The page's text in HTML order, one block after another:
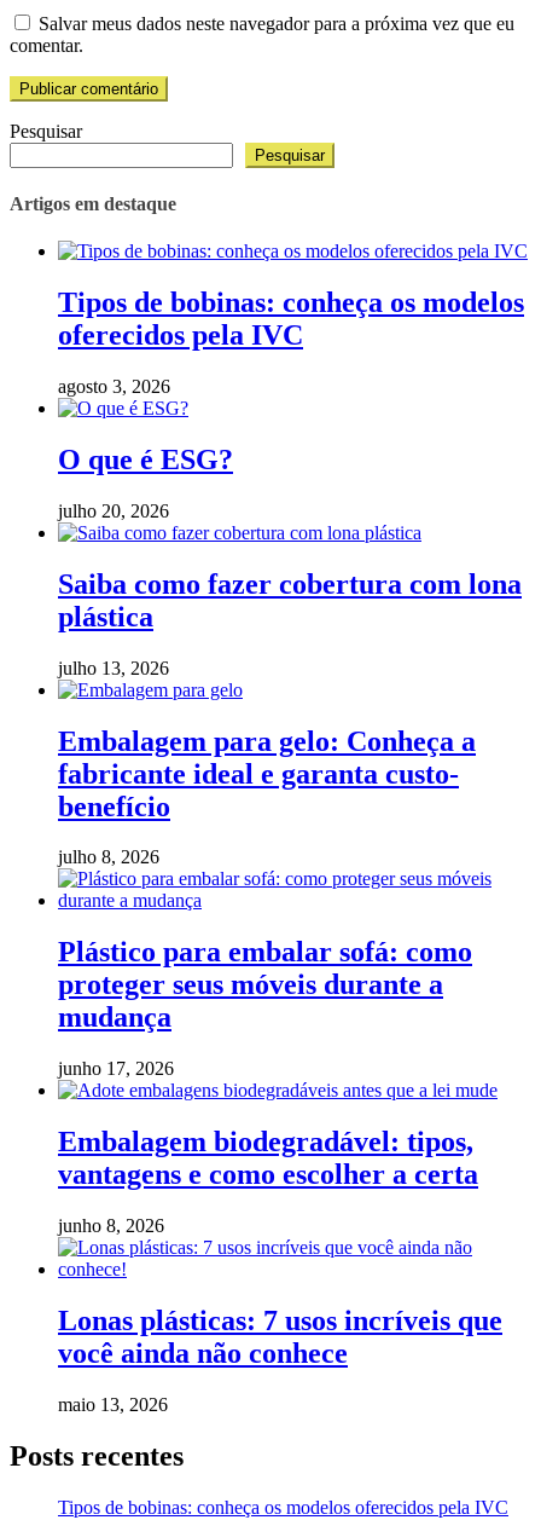
Salvar meus dados neste navegador para a próxima vez que eu
comentar.
Pesquisar
Pesquisar
Artigos em destaque
Tipos de bobinas: conheça os modelos
oferecidos pela IVC
agosto 3, 2026
O que é ESG?
julho 20, 2026
Saiba como fazer cobertura com lona
plástica
julho 13, 2026
Embalagem para gelo: Conheça a
fabricante ideal e garanta custo-
benefício
julho 8, 2026
Plástico para embalar sofá: como
proteger seus móveis durante a
mudança
junho 17, 2026
Embalagem biodegradável: tipos,
vantagens e como escolher a certa
junho 8, 2026
Lonas plásticas: 7 usos incríveis que
você ainda não conhece
maio 13, 2026
Posts recentes
Tipos de bobinas: conheça os modelos oferecidos pela IVC